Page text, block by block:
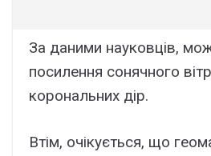
За даними науковців,
посилення сонячного
корональних дір.
Втім, очікується, що